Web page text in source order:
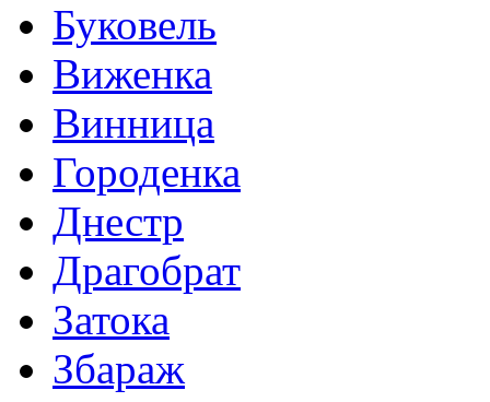
Буковель
Виженка
Винница
Городенка
Днестр
Драгобрат
Затока
Збараж